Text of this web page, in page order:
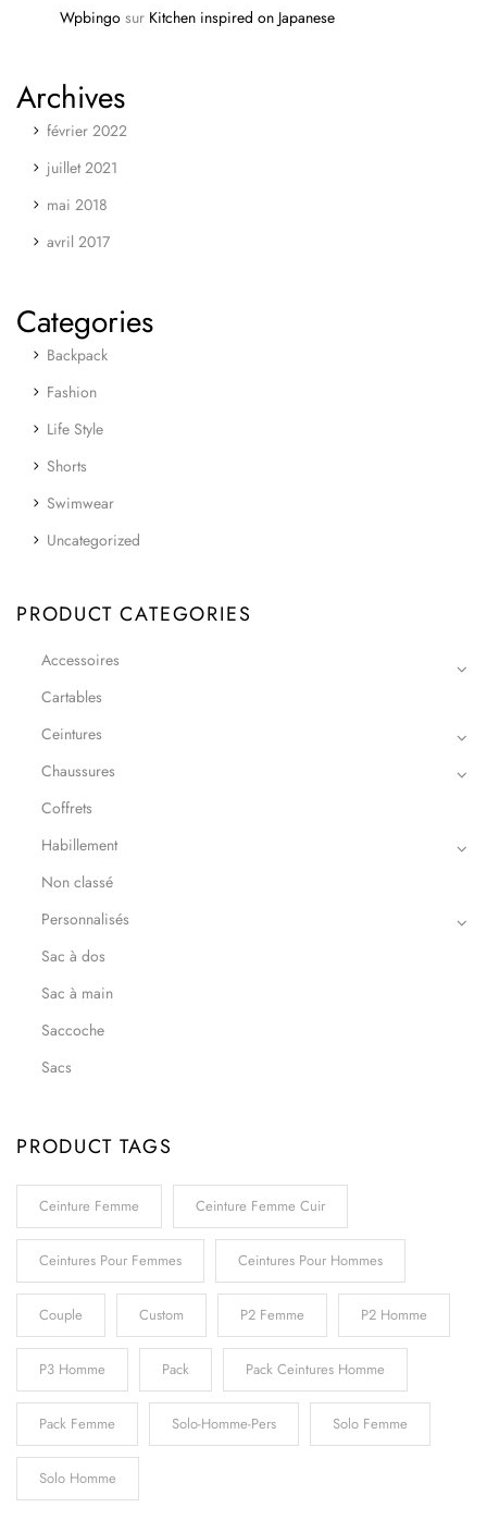
Wpbingo sur Kitchen inspired on Japanese
Archives
février 2022
juillet 2021
mai 2018
avril 2017
Categories
Backpack
Fashion
Life Style
Shorts
Swimwear
Uncategorized
PRODUCT CATEGORIES
Accessoires
Cartables
Ceintures
Chaussures
Coffrets
Habillement
Non classé
Personnalisés
Sac à dos
Sac à main
Saccoche
Sacs
PRODUCT TAGS
Ceinture Femme Ceinture Femme Cuir
Ceintures Pour Femmes Ceintures Pour Hommes
Couple Custom P2 Femme P2 Homme
P3 Homme Pack Pack Ceintures Homme
Pack Femme Solo-Homme-Pers Solo Femme
Solo Homme